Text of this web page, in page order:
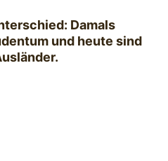
Damals
und heute sind